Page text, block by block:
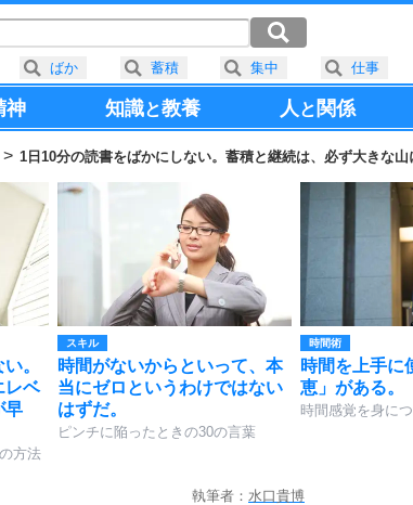
神 知識と教養 人と 関係
1日10分の読書をばかにしない。蓄積と継続は、必ず大きな山
。
レベ
早
方法
スキル
時間がないからといって、本
当にゼロというわけではない
はずだ。
ピンチに陥ったときの30の言葉
時間術
時間を上手に
恵」がある。
時間感覚を身に
執筆者： 水口貴博
ばか 蓄積 集中 仕事